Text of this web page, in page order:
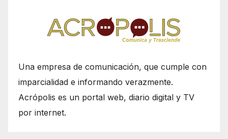
Una empresa de comunicación, que cumple con
imparcialidad e informando verazmente.
Acrópolis es un portal web, diario digital y TV
por internet.